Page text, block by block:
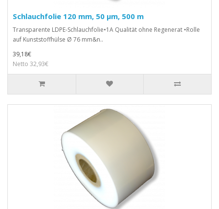
Schlauchfolie 120 mm, 50 µm, 500 m
Transparente LDPE-Schlauchfolie•1A Qualität ohne Regenerat •Rolle
auf Kunststoffhülse Ø 76 mm&n..
39,18€
Netto 32,93€